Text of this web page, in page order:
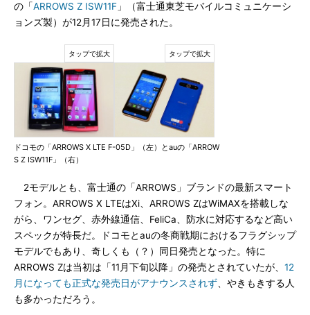
の「ARROWS Z ISW11F 」（富士通東芝モバイルコミュニケーシ
ョンズ製）が12月17日に発売された。
ドコモの「ARROWS X LTE F-05D」（左）とauの「ARROW
S Z ISW11F」（右）
2モデルとも、富士通の「ARROWS」ブランドの最新スマート
フォン。ARROWS X LTEはXi、ARROWS ZはWiMAXを搭載しな
がら、ワンセグ、赤外線通信、FeliCa、防水に対応するなど高い
スペックが特長だ。ドコモとauの冬商戦期におけるフラグシップ
モデルでもあり、奇しくも（？）同日発売となった。特に
ARROWS Zは当初は「11月下旬以降」の発売とされていたが、 12
月になっても正式な発売日がアナウンスされず 、やきもきする人
も多かっただろう。